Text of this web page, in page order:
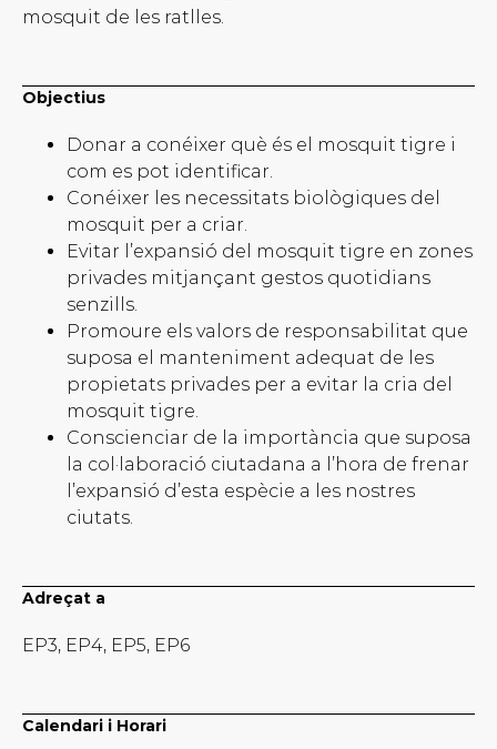
mosquit de les ratlles.
Objectius
Donar a conéixer què és el mosquit tigre i
com es pot identificar.
Conéixer les necessitats biològiques del
mosquit per a criar.
Evitar l’expansió del mosquit tigre en zones
privades mitjançant gestos quotidians
senzills.
Promoure els valors de responsabilitat que
suposa el manteniment adequat de les
propietats privades per a evitar la cria del
mosquit tigre.
Conscienciar de la importància que suposa
la col·laboració ciutadana a l’hora de frenar
l’expansió d’esta espècie a les nostres
ciutats.
Adreçat a
EP3, EP4, EP5, EP6
Calendari i Horari